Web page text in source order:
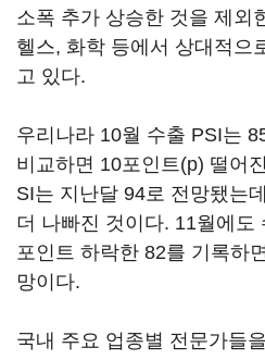
소폭 추가 상승한 것을 제외
헬스, 화학 등에서 상대적으
고 있다.
우리나라 10월 수출 PSI는
비교하면 10포인트(p) 떨어
SI는 지난달 94로 전망됐는
더 나빠진 것이다. 11월에도
포인트 하락한 82를 기록하
망이다.
국내 주요 업종별 전문가들